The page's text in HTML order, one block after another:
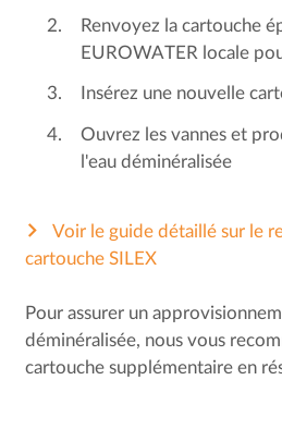
Renvoyez la cartouche
EUROWATER locale
Insérez une nouvelle
Ouvrez les vannes et
l'eau déminéralisée
Voir le guide détaillé sur le
cartouche SILEX
Pour assurer un
déminéralisée, nous vous
cartouche supplémentaire en